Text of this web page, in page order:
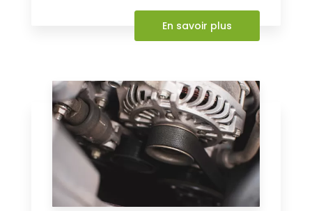
En savoir plus